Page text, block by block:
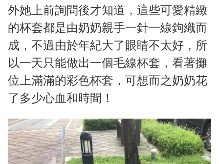
外她上前詢問後才知道，這些可愛精緻
的杯套都是由奶奶親手一針一線鉤織而
成，不過由於年紀大了眼睛不太好，所
以一天只能做出一個毛線杯套，看著攤
位上滿滿的彩色杯套，可想而之奶奶花
了多少心血和時間！